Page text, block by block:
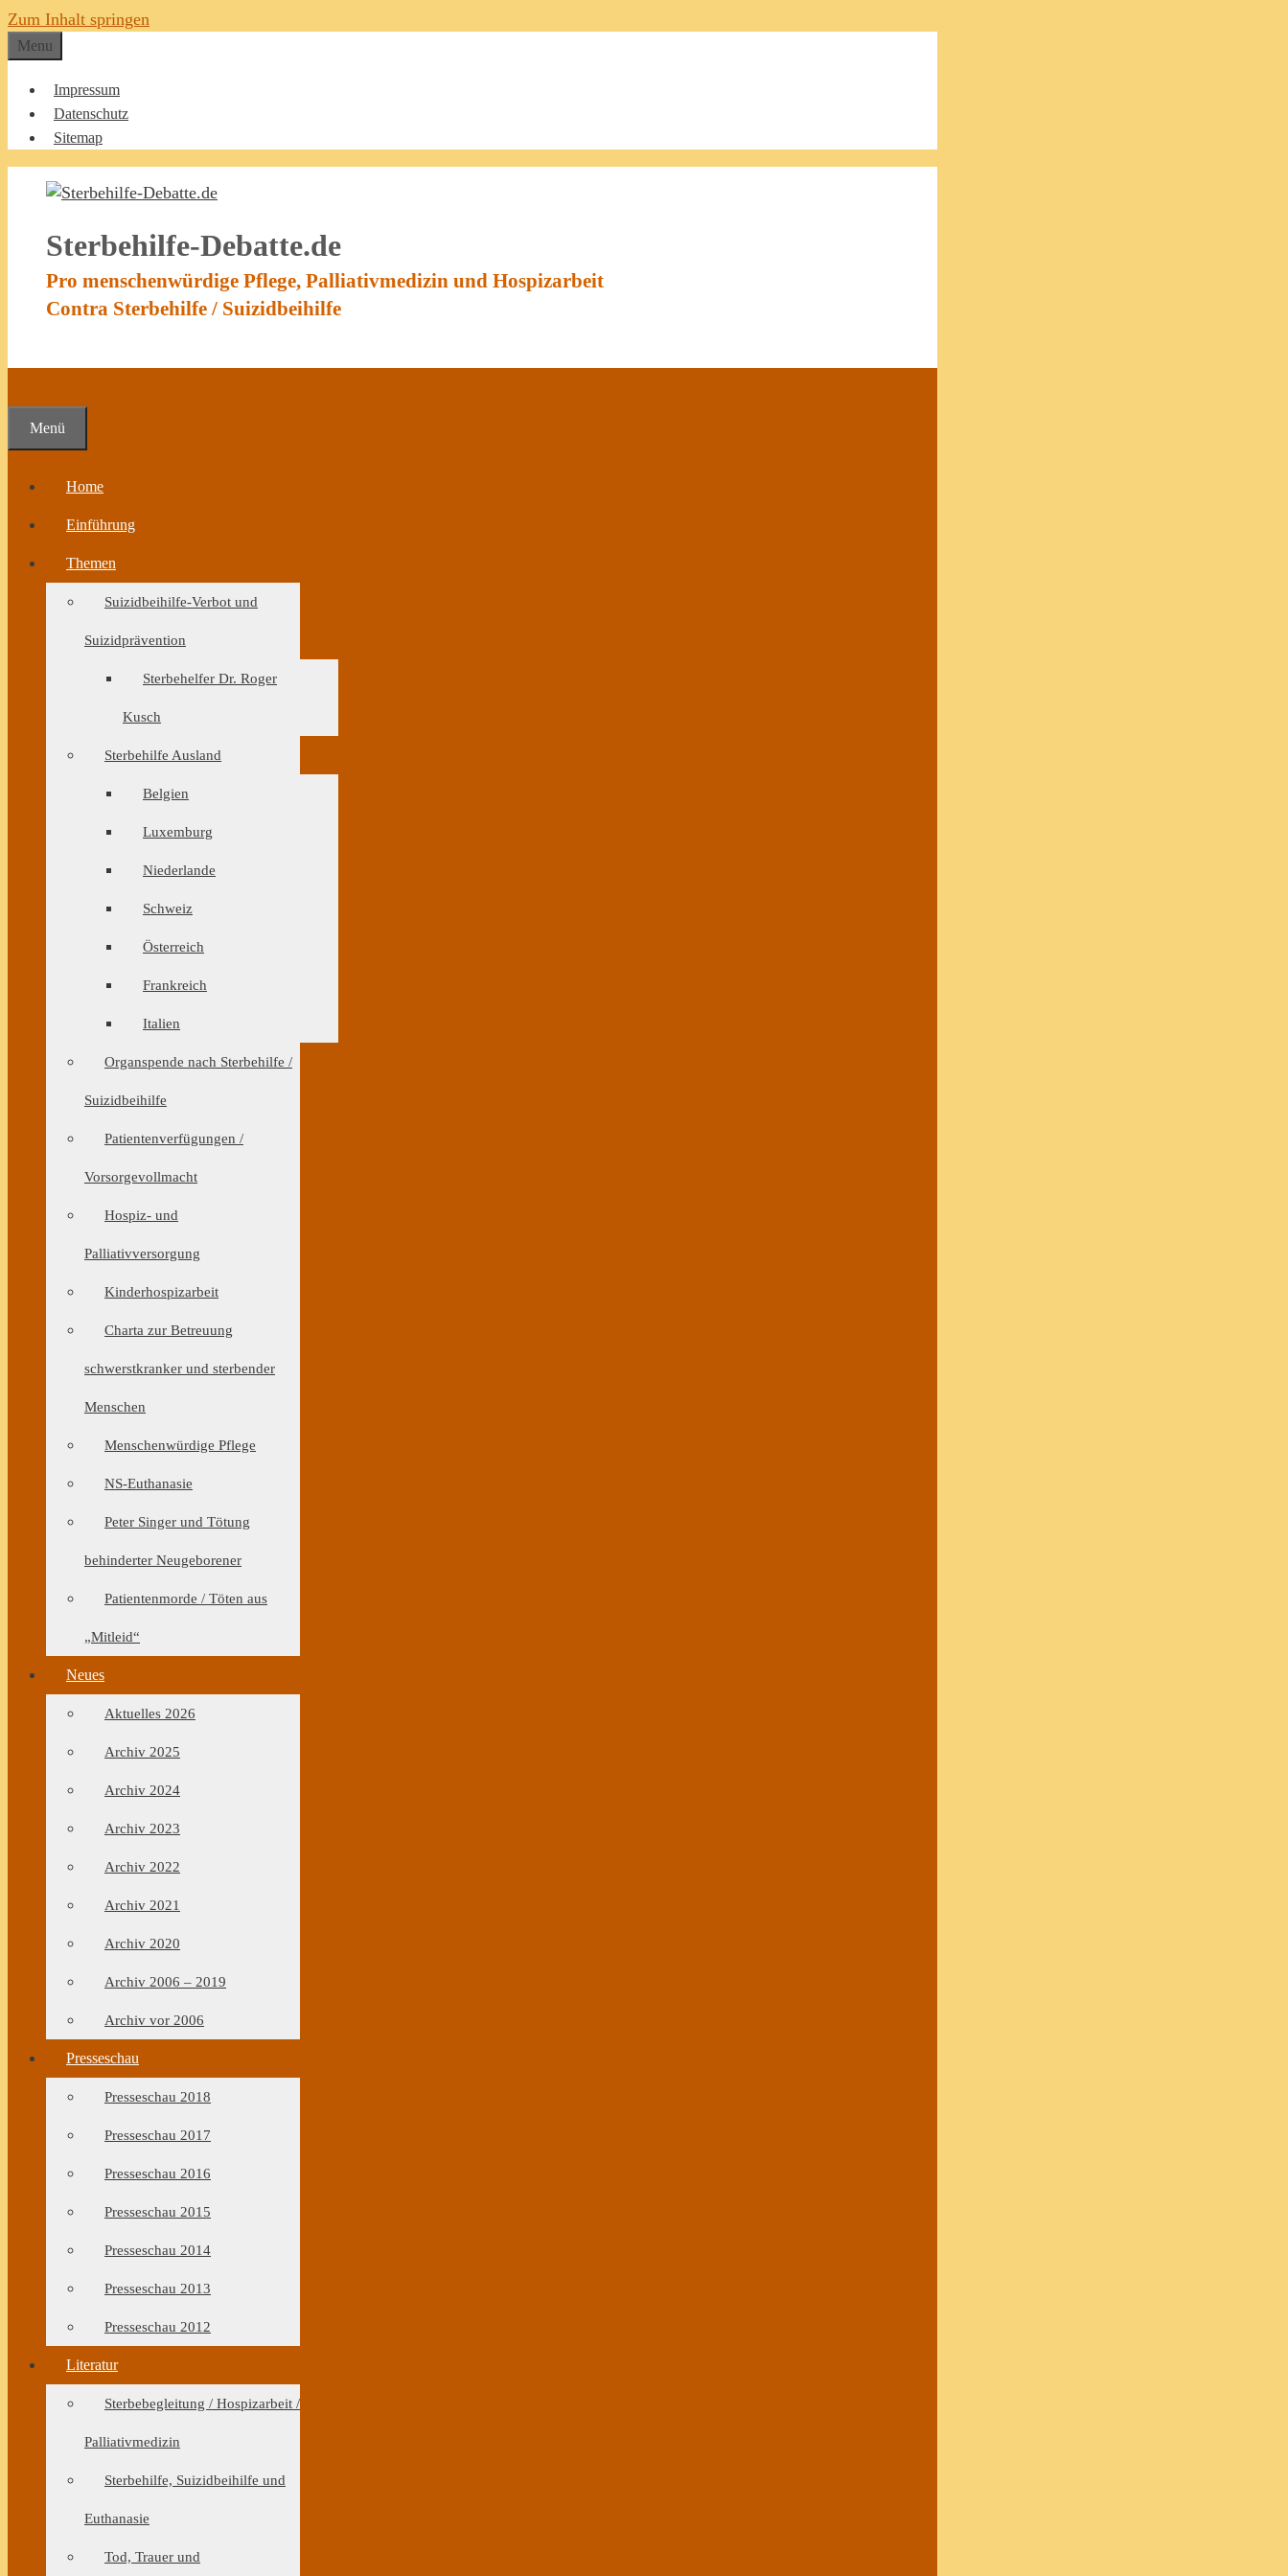
Zum Inhalt springen
Menu
Impressum
Datenschutz
Sitemap
Sterbehilfe-Debatte.de
Pro menschenwürdige Pflege, Palliativmedizin und Hospizarbeit
Contra Sterbehilfe / Suizidbeihilfe
Menü
Home
Einführung
Themen
Suizidbeihilfe-Verbot und
Suizidprävention
Sterbehelfer Dr. Roger
Kusch
Sterbehilfe Ausland
Belgien
Luxemburg
Niederlande
Schweiz
Österreich
Frankreich
Italien
Organspende nach Sterbehilfe /
Suizidbeihilfe
Patientenverfügungen /
Vorsorgevollmacht
Hospiz- und
Palliativversorgung
Kinderhospizarbeit
Charta zur Betreuung
schwerstkranker und sterbender
Menschen
Menschenwürdige Pflege
NS-Euthanasie
Peter Singer und Tötung
behinderter Neugeborener
Patientenmorde / Töten aus
„Mitleid“
Neues
Aktuelles 2026
Archiv 2025
Archiv 2024
Archiv 2023
Archiv 2022
Archiv 2021
Archiv 2020
Archiv 2006 – 2019
Archiv vor 2006
Presseschau
Presseschau 2018
Presseschau 2017
Presseschau 2016
Presseschau 2015
Presseschau 2014
Presseschau 2013
Presseschau 2012
Literatur
Sterbebegleitung / Hospizarbeit /
Palliativmedizin
Sterbehilfe, Suizidbeihilfe und
Euthanasie
Tod, Trauer und